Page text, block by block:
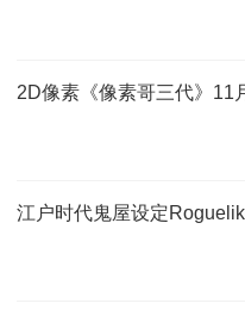
2D像素《像素哥三代》11
江户时代鬼屋设定